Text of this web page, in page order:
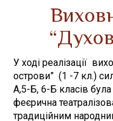
У ході реалізації
острови” (1 -7 кл.)
А,5-Б, 6-Б класів
феєрична
традиційним